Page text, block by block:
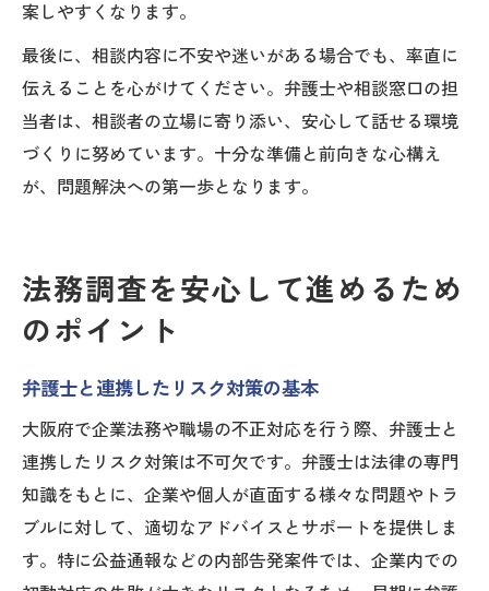
案しやすくなります。
最後に、相談内容に不安や迷いがある場合でも、率直に
伝えることを心がけてください。弁護士や相談窓口の担
当者は、相談者の立場に寄り添い、安心して話せる環境
づくりに努めています。十分な準備と前向きな心構え
が、問題解決への第一歩となります。
法務調査を安心して進めるため
のポイント
弁護士と連携したリスク対策の基本
大阪府で企業法務や職場の不正対応を行う際、弁護士と
連携したリスク対策は不可欠です。弁護士は法律の専門
知識をもとに、企業や個人が直面する様々な問題やトラ
ブルに対して、適切なアドバイスとサポートを提供しま
す。特に公益通報などの内部告発案件では、企業内での